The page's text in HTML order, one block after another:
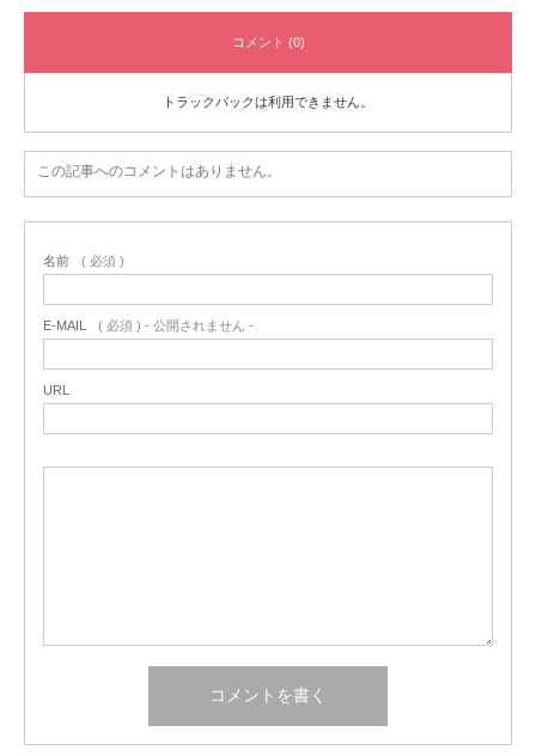
コメント (0)
トラックバックは利用できません。
この記事へのコメントはありません。
名前 ( 必須 )
E-MAIL ( 必須 ) - 公開されません -
URL